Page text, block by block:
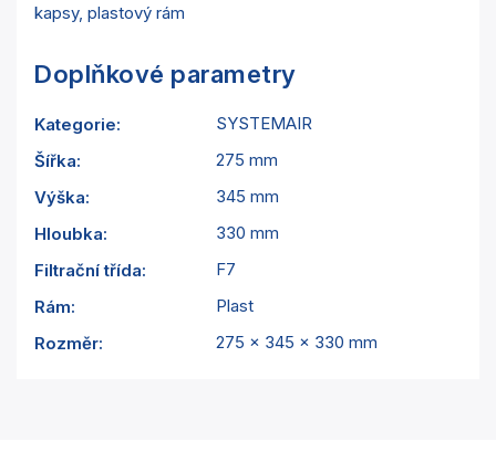
kapsy, plastový rám
Doplňkové parametry
Kategorie:
SYSTEMAIR
Šířka:
275 mm
Výška:
345 mm
Hloubka:
330 mm
Filtrační třída:
F7
Rám:
Plast
Rozměr: 275 x 345 x 330 mm